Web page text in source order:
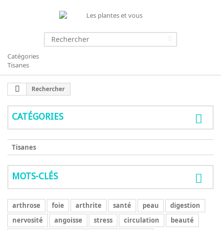
Catégories
Tisanes
Rechercher
CATÉGORIES
Tisanes
MOTS-CLÉS
arthrose foie arthrite santé peau
digestion
nervosité
angoisse stress circulation
beauté